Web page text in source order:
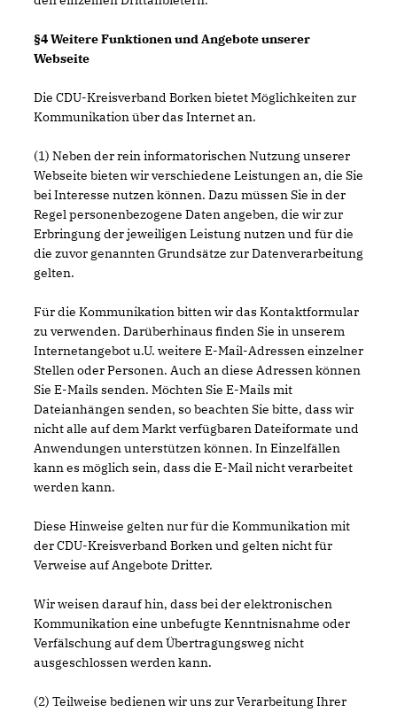
§4 Weitere Funktionen und Angebote unserer
Webseite
Die CDU-Kreisverband Borken bietet Möglichkeiten zur
Kommunikation über das Internet an.
(1) Neben der rein informatorischen Nutzung unserer
Webseite bieten wir verschiedene Leistungen an, die Sie
bei Interesse nutzen können. Dazu müssen Sie in der
Regel personenbezogene Daten angeben, die wir zur
Erbringung der jeweiligen Leistung nutzen und für die
die zuvor genannten Grundsätze zur Datenverarbeitung
gelten.
Für die Kommunikation bitten wir das Kontaktformular
zu verwenden. Darüberhinaus finden Sie in unserem
Internetangebot u.U. weitere E-Mail-Adressen einzelner
Stellen oder Personen. Auch an diese Adressen können
Sie E-Mails senden. Möchten Sie E-Mails mit
Dateianhängen senden, so beachten Sie bitte, dass wir
nicht alle auf dem Markt verfügbaren Dateiformate und
Anwendungen unterstützen können. In Einzelfällen
kann es möglich sein, dass die E-Mail nicht verarbeitet
werden kann.
Diese Hinweise gelten nur für die Kommunikation mit
der CDU-Kreisverband Borken und gelten nicht für
Verweise auf Angebote Dritter.
Wir weisen darauf hin, dass bei der elektronischen
Kommunikation eine unbefugte Kenntnisnahme oder
Verfälschung auf dem Übertragungsweg nicht
ausgeschlossen werden kann.
(2) Teilweise bedienen wir uns zur Verarbeitung Ihrer